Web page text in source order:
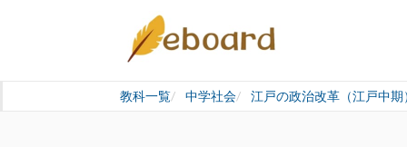
教科一覧 中学社会 江戸の政治改革（江戸中期